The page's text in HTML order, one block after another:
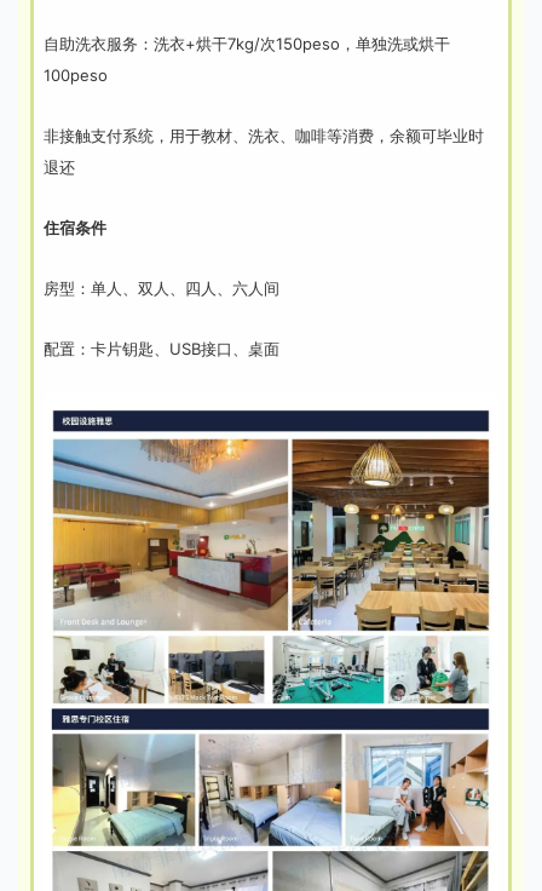
自助洗衣服务：洗衣+烘干7kg/次150peso，单独洗或烘干
100peso
非接触支付系统，用于教材、洗衣、咖啡等消费，余额可毕业时
退还
住宿条件
房型：单人、双人、四人、六人间
配置：卡片钥匙、USB接口、桌面